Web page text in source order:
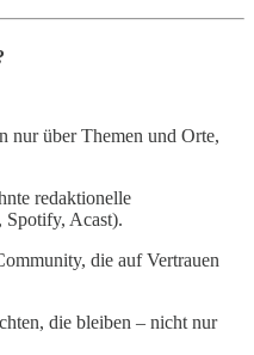
nur über Themen und Orte,
redaktionelle
Acast).
die auf Vertrauen
die bleiben – nicht nur